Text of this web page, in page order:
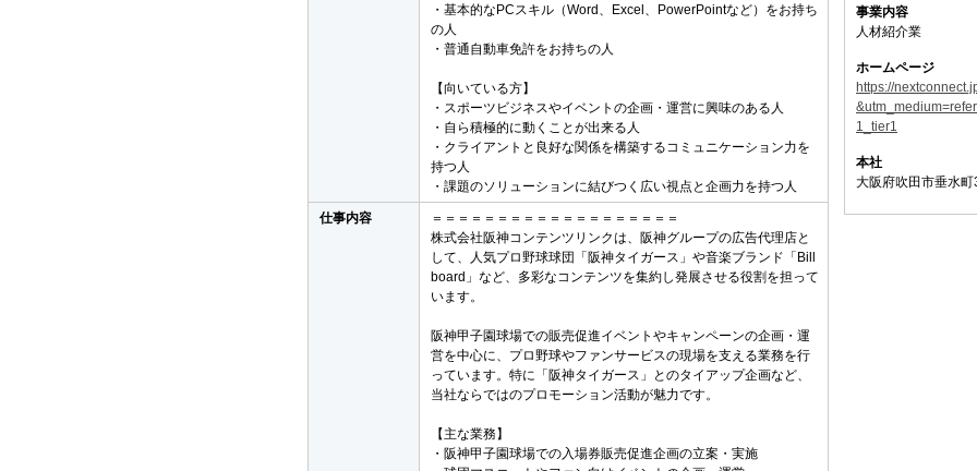
・基本的なPCスキル（Word、Excel、PowerPointなど）をお持ち
の人
・普通自動車免許をお持ちの人
【向いている方】
・スポーツビジネスやイベントの企画・運営に興味のある人
・自ら積極的に動くことが出来る人
・クライアントと良好な関係を構築するコミュニケーション力を
持つ人
・課題のソリューションに結びつく広い視点と企画力を持つ人
仕事内容
＝＝＝＝＝＝＝＝＝＝＝＝＝＝＝＝＝＝＝
株式会社阪神コンテンツリンクは、阪神グループの広告代理店と
して、人気プロ野球球団「阪神タイガース」や音楽ブランド「Bill
board」など、多彩なコンテンツを集約し発展させる役割を担って
います。
阪神甲子園球場での販売促進イベントやキャンペーンの企画・運
営を中心に、プロ野球やファンサービスの現場を支える業務を行
っています。特に「阪神タイガース」とのタイアップ企画など、
当社ならではのプロモーション活動が魅力です。
【主な業務】
・阪神甲子園球場での入場券販売促進企画の立案・実施
事業内容
人材紹介業
ホームページ
https://
1_tier1
本社
大阪府吹田市垂水